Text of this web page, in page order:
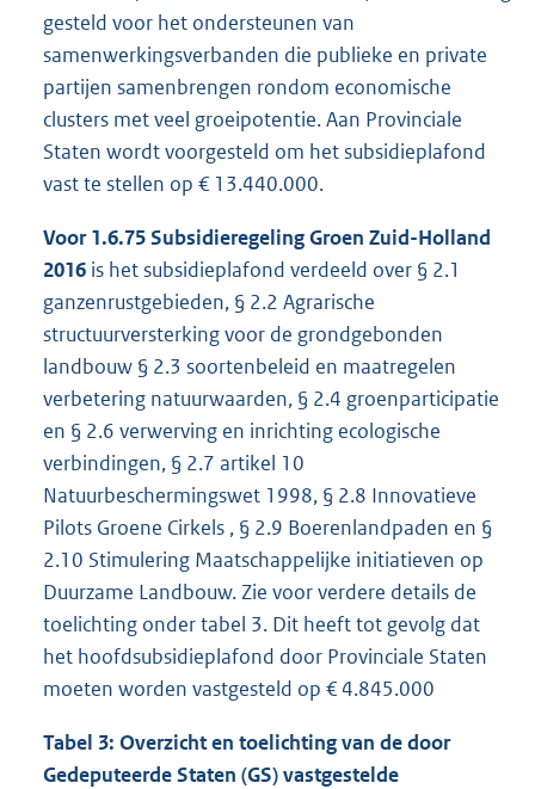
gesteld voor het ondersteunen van
samenwerkingsverbanden die publieke en private
partijen samenbrengen rondom economische
clusters met veel groeipotentie. Aan Provinciale
Staten wordt voorgesteld om het subsidieplafond
vast te stellen op € 13.440.000.
Voor 1.6.75 Subsidieregeling Groen Zuid-Holland
2016 is het subsidieplafond verdeeld over § 2.1
ganzenrustgebieden, § 2.2 Agrarische
structuurversterking voor de grondgebonden
landbouw § 2.3 soortenbeleid en maatregelen
verbetering natuurwaarden, § 2.4 groenparticipatie
en § 2.6 verwerving en inrichting ecologische
verbindingen, § 2.7 artikel 10
Natuurbeschermingswet 1998, § 2.8 Innovatieve
Pilots Groene Cirkels , § 2.9 Boerenlandpaden en §
2.10 Stimulering Maatschappelijke initiatieven op
Duurzame Landbouw. Zie voor verdere details de
toelichting onder tabel 3. Dit heeft tot gevolg dat
het hoofdsubsidieplafond door Provinciale Staten
moeten worden vastgesteld op € 4.845.000
Tabel 3: Overzicht en toelichting van de door
Gedeputeerde Staten (GS) vastgestelde